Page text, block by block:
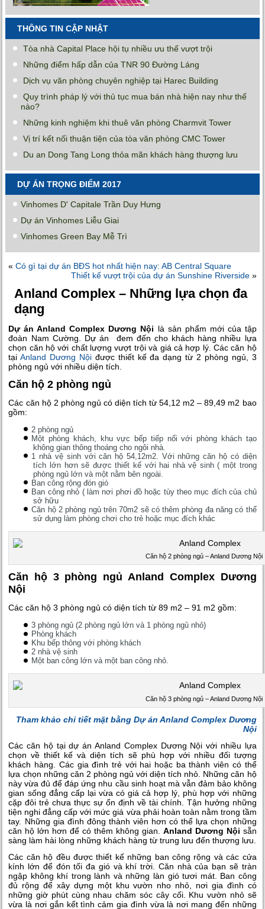
THÔNG TIN CẬP NHẬT
Tòa nhà Capital Place hội tụ nhiều ưu thế vượt trội
Những điểm hấp dẫn của TNR 90 Đường Láng
Dịch vụ văn phòng chuyên nghiệp tại Harec Building
Quy trình pháp lý với thủ tục mua bán nhà hiện nay như thế
nào?
Những kinh nghiệm khi thuê văn phòng Charmvit Tower
Vị trí kết nối thuận tiện của tòa văn phòng CMC Tower
Du an Dong Tang Long thỏa mãn khách hàng thượng lưu
DỰ ÁN TRỌNG ĐIỂM 2017
Vinhomes D' Capitale Trần Duy Hưng
Dự án Vinhomes Liễu Giai
Vinhomes Green Bay Mễ Trì
«Có gì tại dự án BĐS hot nhất hiện nay: AB Central Square
Thiết kế vượt trội của dự án Sunshine Riverside»
Anland Complex – Những lựa chọn đa
dạng
Dự án Anland Complex Dương Nội là sản phẩm mới của tập
đoàn Nam Cường. Dự án đem đến cho khách hàng nhiều lựa
chọn căn hộ với chất lượng vượt trội và giá cả hợp lý. Các căn hộ
tạiAnland Dương Nội được thiết kế đa dạng từ 2 phòng ngủ, 3
phòng ngủ với nhiều diện tích.
Căn hộ 2 phòng ngủ
Các căn hộ 2 phòng ngủ có diện tích từ 54,12 m2 – 89,49 m2 bao
gồm:
2 phòng ngủ
Một phòng khách, khu vực bếp tiếp nối với phòng khách tạo
không gian thông thoáng cho ngôi nhà.
1 nhà vệ sinh với căn hộ 54,12m2. Với những căn hộ có diện
tích lớn hơn sẽ được thiết kế với hai nhà vệ sinh ( một trong
phòng ngủ lớn và một nằm bên ngoài.
Ban công rộng đón gió
Ban công nhỏ ( làm nơi phơi đồ hoặc tùy theo mục đích của chủ
sở hữu
Căn hộ 2 phòng ngủ trên 70m2 sẽ có thêm phòng đa năng có thể
sử dụng làm phòng chơi cho trẻ hoặc mục đích khác
Căn hộ 2 phòng ngủ – Anland Dương Nội
Căn hộ 3 phòng ngủ Anland Complex Dương
Nội
Các căn hộ 3 phòng ngủ có diện tích từ 89 m2 – 91 m2 gồm:
3 phòng ngủ (2 phòng ngủ lớn và 1 phòng ngủ nhỏ)
Phòng khách
Khu bếp thông với phòng khách
2 nhà vệ sinh
Một ban công lớn và một ban công nhỏ.
Căn hộ 3 phòng ngủ – Anland Dương Nội
Tham khảo chi tiết mặt bằng Dự án Anland Complex Dương
Nội
Các căn hộ tại dự án Anland Complex Dương Nội với nhiều lựa
chọn về thiết kế và diện tích sẽ phù hợp với nhiều đối tượng
khách hàng. Các gia đình trẻ với hai hoặc ba thành viên có thể
lựa chọn những căn 2 phòng ngủ với diện tích nhỏ. Những căn hộ
này vừa đủ để đáp ứng nhu cầu sinh hoạt mà vẫn đảm bảo không
gian sống đẳng cấp lại vừa có giá cả hợp lý, phù hợp với những
cặp đôi trẻ chưa thực sự ổn định về tài chính. Tận hưởng những
tiện nghi đẳng cấp với mức giá vừa phải hoàn toàn nằm trong tầm
tay. Những gia đình đông thành viên hơn có thể lựa chọn những
căn hộ lớn hơn để có thêm không gian. Anland Dương Nội sẵn
sàng làm hài lòng những khách hàng từ trung lưu đến thượng lưu.
Các căn hộ đều được thiết kế những ban công rộng và các cửa
kính lớn để đón tối đa gió và khí trời. Căn nhà của bạn sẽ tràn
ngập không khí trong lành và những làn gió tươi mát. Ban công
đủ rộng để xây dựng một khu vườn nho nhỏ, nơi gia đình có
những giờ phút cùng nhau chăm sóc cây cối. Khu vườn nhỏ sẽ
vừa là nơi gắn kết tình cảm gia đình vừa là nơi mang đến những